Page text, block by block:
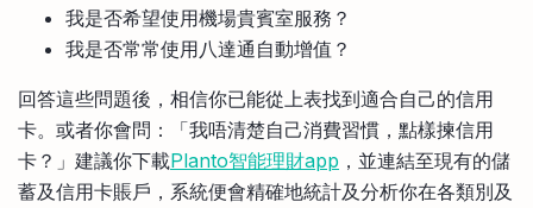
我是否希望使用機場貴賓室服務？
我是否常常使用八達通自動增值？
回答這些問題後，相信你已能從上表找到適合自己的信用
卡。或者你會問：「我唔清楚自己消費習慣，點樣揀信用
卡？」建議你下載Planto智能理財app ，並連結至現有的儲
蓄及信用卡賬戶，系統便會精確地統計及分析你在各類別及